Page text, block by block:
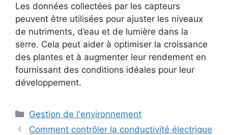
Les données collectées par les capteurs
peuvent être utilisées pour ajuster les niveaux
de nutriments, d’eau et de lumière dans la
serre. Cela peut aider à optimiser la croissance
des plantes et à augmenter leur rendement en
fournissant des conditions idéales pour leur
développement.
Catégories
Gestion de l'environnement
Comment contrôler la conductivité électrique